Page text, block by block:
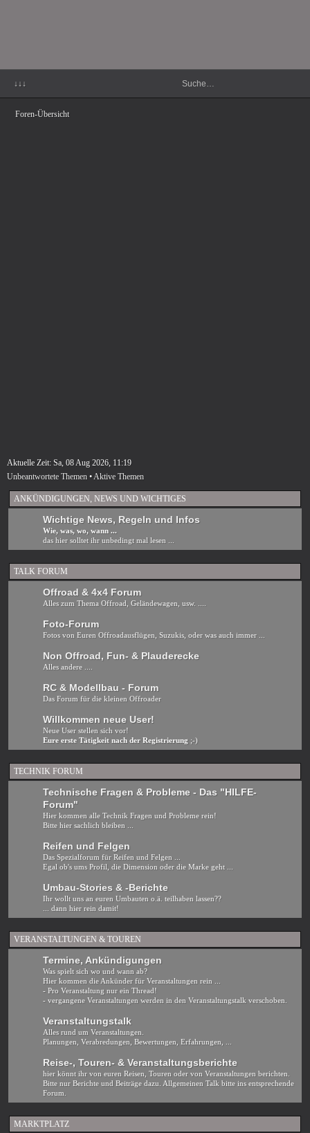
↓↓↓
Foren-Übersicht
Aktuelle Zeit: Sa, 08 Aug 2026, 11:19
Unbeantwortete Themen •Aktive Themen
ANKÜNDIGUNGEN, NEWS UND WICHTIGES
Wichtige News, Regeln und Infos
Wie, was, wo, wann ...
das hier solltet ihr unbedingt mal lesen ...
TALK FORUM
Offroad & 4x4 Forum
Alles zum Thema Offroad, Geländewagen, usw. ....
Foto-Forum
Fotos von Euren Offroadausflügen, Suzukis, oder was auch immer ...
Non Offroad, Fun- & Plauderecke
Alles andere ....
RC & Modellbau - Forum
Das Forum für die kleinen Offroader
Willkommen neue User!
Neue User stellen sich vor!
Eure erste Tätigkeit nach der Registrierung ;-)
TECHNIK FORUM
Technische Fragen & Probleme - Das "HILFE-
Forum"
Hier kommen alle Technik Fragen und Probleme rein!
Bitte hier sachlich bleiben ...
Reifen und Felgen
Das Spezialforum für Reifen und Felgen ...
Egal ob's ums Profil, die Dimension oder die Marke geht ...
Umbau-Stories & -Berichte
Ihr wollt uns an euren Umbauten o.ä. teilhaben lassen??
... dann hier rein damit!
VERANSTALTUNGEN & TOUREN
Termine, Ankündigungen
Was spielt sich wo und wann ab?
Hier kommen die Ankünder für Veranstaltungen rein ...
- Pro Veranstaltung nur ein Thread!
- vergangene Veranstaltungen werden in den Veranstaltungstalk verschoben.
Veranstaltungstalk
Alles rund um Veranstaltungen.
Planungen, Verabredungen, Bewertungen, Erfahrungen, ...
Reise-, Touren- & Veranstaltungsberichte
hier könnt ihr von euren Reisen, Touren oder von Veranstaltungen berichten.
Bitte nur Berichte und Beiträge dazu. Allgemeinen Talk bitte ins entsprechende
Forum.
MARKTPLATZ